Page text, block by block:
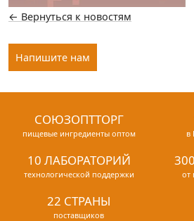
← Вернуться к новостям
Напишите нам
СОЮЗОПТТОРГ
пищевые ингредиенты оптом в
10 ЛАБОРАТОРИЙ
технологической поддержки от
22 СТРАНЫ
поставщиков